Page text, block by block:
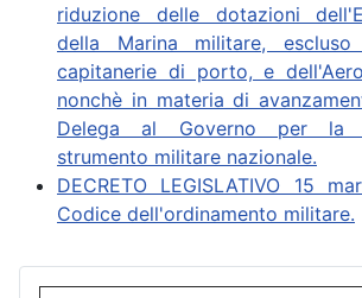
riduzione delle dotazioni
della Marina militare,
capitanerie di porto, e
nonchè in materia di
Delega al Governo per la
strumento militare nazionale.
DECRETO LEGISLATIVO 15
Codice dell'ordinamento militare.